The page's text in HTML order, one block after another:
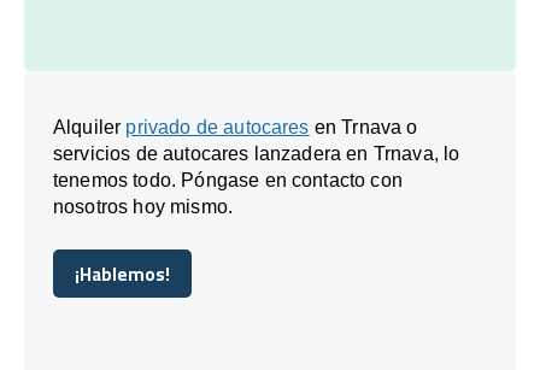
Alquiler privado de autocares en Trnava o
servicios de autocares lanzadera en Trnava, lo
tenemos todo. Póngase en contacto con
nosotros hoy mismo.
¡Hablemos!
¡Hablemos!